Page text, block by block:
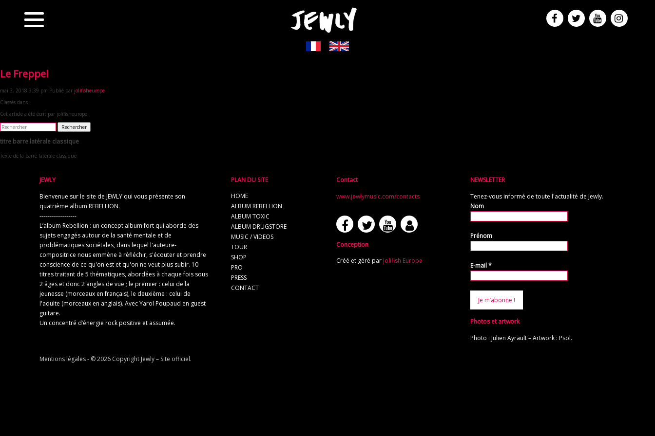
Le Freppel
mai 3, 2018 3:39 pm Publié par jolifisheurope
Classés dans :
Cet article a été écrit par jolifisheurope
Rechercher
titre barre latérale classique
Texte de la barre latérale classique
JEWLY
Bienvenue sur le site de JEWLY qui vous présente son
quatrième album REBELLION.
-------------------
L’album Rebellion : un concept album fort qui aborde des
sujets engagés autour de la santé mentale et de
problématiques sociétales, dans lequel l'auteure-
compositrice nous emmène à réfléchir, s'écouter et prendre
conscience de ce qu'on est et qu'on ne veut plus subir. 10
titres traitant de 5 thématiques, abordées à chaque fois sous
2 âges et donc 2 angles de vue ; le premier : celui de la
jeunesse (morceaux en français), le deuxième : celui de
l'adulte (morceaux en anglais). Avec Yarol Poupaud en guest
guitare.
Un concentré d’énergie rock positive et assumée.
PLAN DU SITE
HOME
ALBUM REBELLION
ALBUM TOXIC
ALBUM DRUGSTORE
MUSIC / VIDEOS
TOUR
SHOP
PRO
PRESS
CONTACT
Contact
www.jewlymusic.com/contacts
Conception
Créé et géré par Jolifish Europe
NEWSLETTER
Tenez-vous informé de toute l'actualité de Jewly.
Nom
Prénom
E-mail*
Photos et artwork
Photo : Julien Ayrault – Artwork : Psol.
Mentions légales- © 2026 Copyright Jewly – Site officiel.